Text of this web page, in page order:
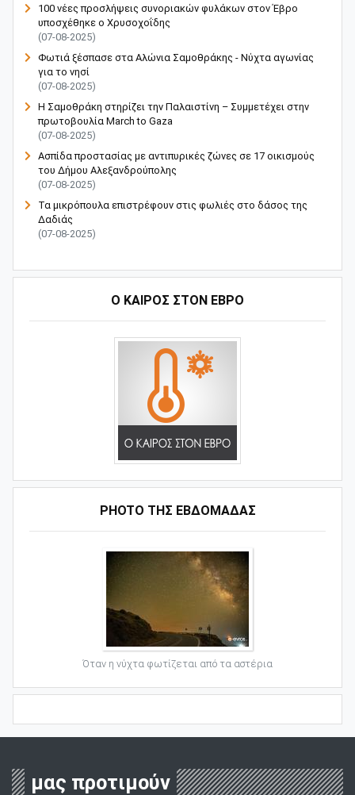
100 νέες προσλήψεις συνοριακών φυλάκων στον Έβρο
υποσχέθηκε ο Χρυσοχοΐδης
(07-08-2025)
Φωτιά ξέσπασε στα Αλώνια Σαμοθράκης - Νύχτα αγωνίας
για το νησί
(07-08-2025)
Η Σαμοθράκη στηρίζει την Παλαιστίνη – Συμμετέχει στην
πρωτοβουλία March to Gaza
(07-08-2025)
Ασπίδα προστασίας με αντιπυρικές ζώνες σε 17 οικισμούς
του Δήμου Αλεξανδρούπολης
(07-08-2025)
Τα μικρόπουλα επιστρέφουν στις φωλιές στο δάσος της
Δαδιάς
(07-08-2025)
Ο ΚΑΙΡΟΣ ΣΤΟΝ ΕΒΡΟ
PHOTO ΤΗΣ ΕΒΔΟΜΑΔΑΣ
Όταν η νύχτα φωτίζεται από τα αστέρια
μας προτιμούν